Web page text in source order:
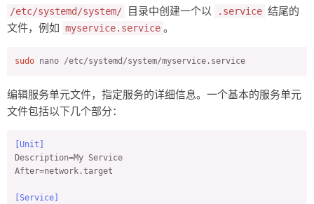
/etc/systemd/system/ 目录中创建一个以 .service 结尾的
文件，例如 myservice.service 。
sudo nano /etc/systemd/system/myservice.service
编辑服务单元文件，指定服务的详细信息。一个基本的服务单元
文件包括以下几个部分：
[Unit]
Description
After=network.target
[Service]